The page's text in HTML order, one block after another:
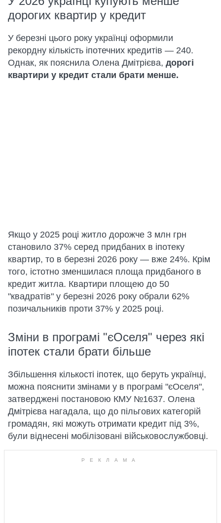
дорогих квартир у кредит
У березні цього року українці оформили
рекордну кількість іпотечних кредитів — 240.
Однак, як пояснила Олена Дмітрієва, дорогі
квартири у кредит стали брати менше.
Якщо у 2025 році житло дорожче 3 млн грн
становило 37% серед придбаних в іпотеку
квартир, то в березні 2026 року — вже 24%. Крім
того, істотно зменшилася площа придбаного в
кредит житла. Квартири площею до 50
"квадратів" у березні 2026 року обрали 62%
позичальників проти 37% у 2025 році.
Зміни в програмі "єОселя" через які
іпотек стали брати більше
Збільшення кількості іпотек, що беруть українці,
можна пояснити змінами у в програмі "єОселя",
затверджені постановою КМУ №1637. Олена
Дмітрієва нагадала, що до пільгових категорій
громадян, які можуть отримати кредит під 3%,
були віднесені мобілізовані військовослужбовці.